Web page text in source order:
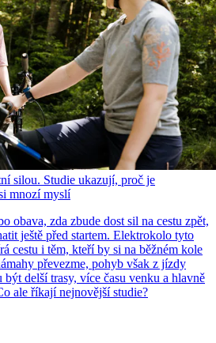
silou. Studie ukazují, proč je
mnozí myslí
obava, zda zbude dost sil na cestu zpět,
ještě před startem. Elektrokolo tyto
cestu i těm, kteří by si na běžném kole
převezme, pohyb však z jízdy
delší trasy, více času venku a hlavně
ale říkají nejnovější studie?